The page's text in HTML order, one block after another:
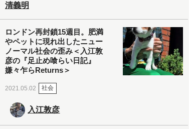
清義明
ロンドン再封鎖15週目。肥満
やペットに現れ出したニュー
ノーマル社会の歪み＜入江敦
彦の『足止め喰らい日記』
嫌々乍らReturns＞
2021.05.02 社会
入江敦彦